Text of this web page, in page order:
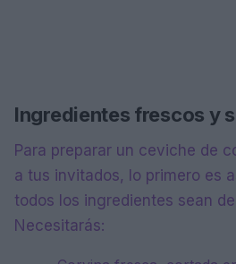
Ingredientes frescos y
Para preparar un ceviche de
a tus invitados, lo primero es
todos los ingredientes sean
Necesitarás: